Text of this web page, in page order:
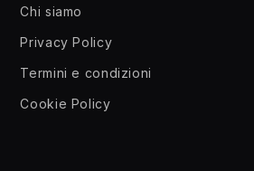
Chi siamo
Privacy Policy
Termini e condizioni
Cookie Policy